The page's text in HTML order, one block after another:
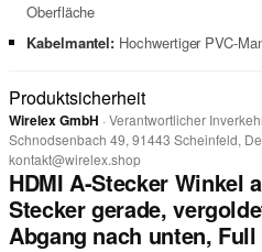
Oberfläche
Kabelmantel: Hochwertiger PVC-
Produktsicherheit
Wirelex GmbH · Verantwortlicher
Schnodsenbach 49, 91443 Scheinfeld,
kontakt@wirelex.shop
HDMI A-Stecker Winkel
Stecker gerade,
Abgang nach unten, Full